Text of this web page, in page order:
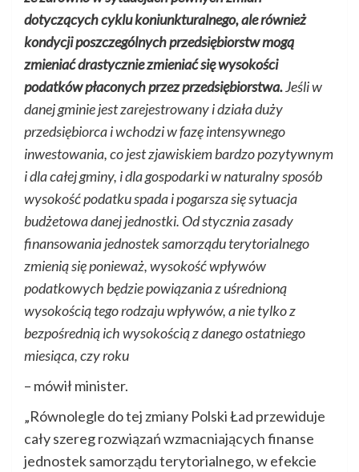
dotyczących cyklu koniunkturalnego, ale również
kondycji poszczególnych przedsiębiorstw mogą
zmieniać drastycznie zmieniać się wysokości
podatków płaconych przez przedsiębiorstwa.Jeśli w
danej gminie jest zarejestrowany i działa duży
przedsiębiorca i wchodzi w fazę intensywnego
inwestowania, co jest zjawiskiem bardzo pozytywnym
i dla całej gminy, i dla gospodarki w naturalny sposób
wysokość podatku spada i pogarsza się sytuacja
budżetowa danej jednostki. Od stycznia zasady
finansowania jednostek samorządu terytorialnego
zmienią się ponieważ, wysokość wpływów
podatkowych będzie powiązania z uśrednioną
wysokością tego rodzaju wpływów, a nie tylko z
bezpośrednią ich wysokością z danego ostatniego
miesiąca, czy roku
– mówił minister.
„Równolegle do tej zmiany Polski Ład przewiduje
cały szereg rozwiązań wzmacniających finanse
jednostek samorządu terytorialnego, w efekcie